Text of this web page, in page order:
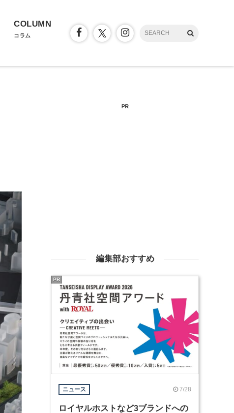
COLUMN
コラム
PR
編集部おすすめ
ニュース 7/28
ロイヤルホストなど3ブランドへの
PR